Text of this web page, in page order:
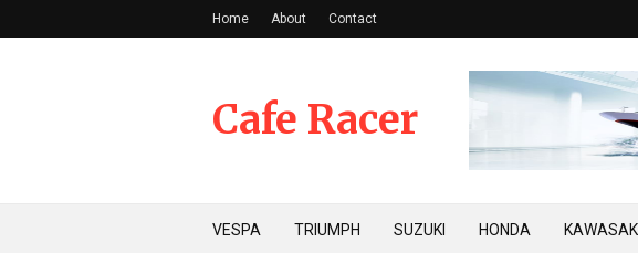
Home About Contact
Cafe Racer
VESPA TRIUMPH SUZUKI HONDA KAWASAKI